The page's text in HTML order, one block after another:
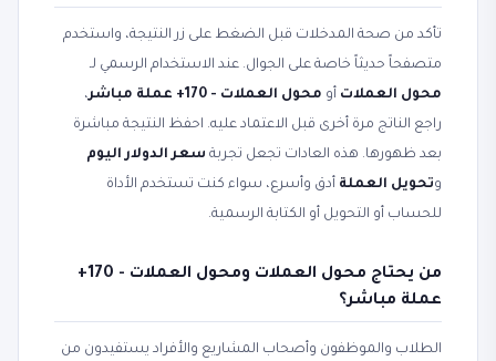
تأكد من صحة المدخلات قبل الضغط على زر النتيجة، واستخدم
متصفحاً حديثاً خاصة على الجوال. عند الاستخدام الرسمي لـ
محول العملات أو محول العملات - 170+ عملة مباشر
،
راجع الناتج مرة أخرى قبل الاعتماد عليه. احفظ النتيجة مباشرة
بعد ظهورها. هذه العادات تجعل تجربة سعر الدولار اليوم
وتحويل العملة أدق وأسرع، سواء كنت تستخدم الأداة
للحساب أو التحويل أو الكتابة الرسمية.
من يحتاج محول العملات ومحول العملات - 170+
عملة مباشر؟
الطلاب والموظفون وأصحاب المشاريع والأفراد يستفيدون من